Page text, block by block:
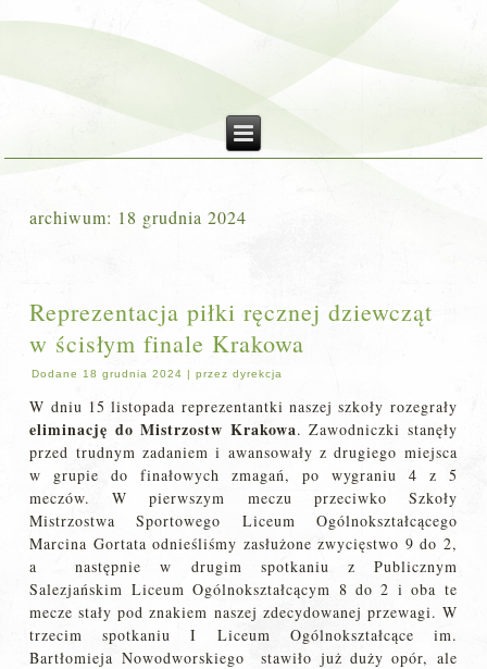
archiwum: 18 grudnia 2024
Reprezentacja piłki ręcznej dziewcząt
w ścisłym finale Krakowa
Dodane 18 grudnia 2024 |przez dyrekcja
W dniu 15 listopada reprezentantki naszej szkoły rozegrały
eliminację do Mistrzostw Krakowa. Zawodniczki stanęły
przed trudnym zadaniem i awansowały z drugiego miejsca
w grupie do finałowych zmagań, po wygraniu 4 z 5
meczów. W pierwszym meczu przeciwko Szkoły
Mistrzostwa Sportowego Liceum Ogólnokształcącego
Marcina Gortata odnieśliśmy zasłużone zwycięstwo 9 do 2,
a następnie w drugim spotkaniu z Publicznym
Salezjańskim Liceum Ogólnokształcącym 8 do 2 i oba te
mecze stały pod znakiem naszej zdecydowanej przewagi. W
trzecim spotkaniu I Liceum Ogólnokształcące im.
Bartłomieja Nowodworskiego stawiło już duży opór, ale